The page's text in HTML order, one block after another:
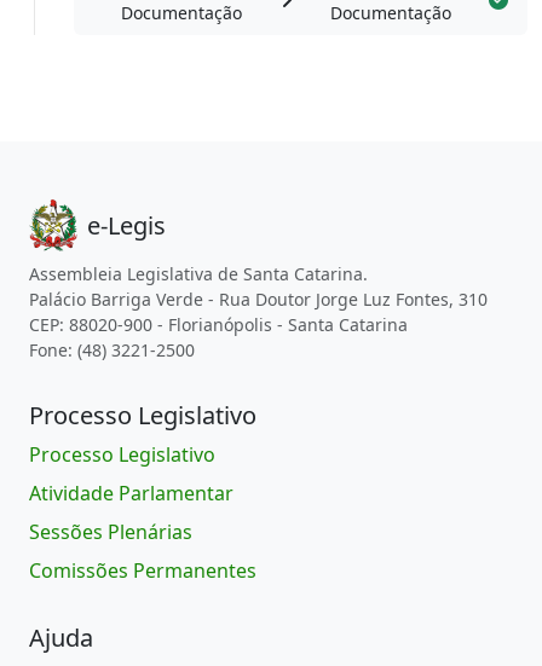
Documentação
Documentação
e-Legis
Assembleia Legislativa de Santa Catarina.
Palácio Barriga Verde - Rua Doutor Jorge Luz Fontes, 310
CEP: 88020-900 - Florianópolis - Santa Catarina
Fone: (48) 3221-2500
Processo Legislativo
Processo Legislativo
Atividade Parlamentar
Sessões Plenárias
Comissões Permanentes
Ajuda